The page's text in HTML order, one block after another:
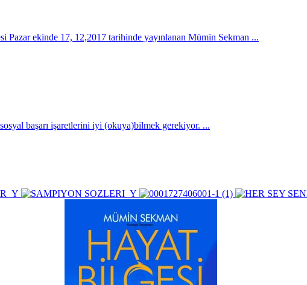
ekinde 17, 12,2017 tarihinde yayınlanan Mümin Sekman ...
başarı işaretlerini iyi (okuya)bilmek gerekiyor. ...